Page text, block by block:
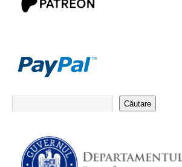
Căutare